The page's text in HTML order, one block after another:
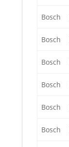
Bosch
Bosch
Bosch
Bosch
Bosch
Bosch